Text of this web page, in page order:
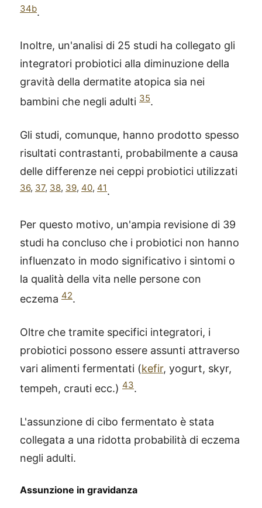
34b.
Inoltre, un'analisi di 25 studi ha collegato gli
integratori probiotici alla diminuzione della
gravità della dermatite atopica sia nei
bambini che negli adulti 35.
Gli studi, comunque, hanno prodotto spesso
risultati contrastanti, probabilmente a causa
delle differenze nei ceppi probiotici utilizzati
36, 37, 38, 39, 40, 41.
Per questo motivo, un'ampia revisione di 39
studi ha concluso che i probiotici non hanno
influenzato in modo significativo i sintomi o
la qualità della vita nelle persone con
eczema 42.
Oltre che tramite specifici integratori, i
probiotici possono essere assunti attraverso
vari alimenti fermentati (kefir, yogurt, skyr,
tempeh, crauti ecc.) 43.
L'assunzione di cibo fermentato è stata
collegata a una ridotta probabilità di eczema
negli adulti.
Assunzione in gravidanza